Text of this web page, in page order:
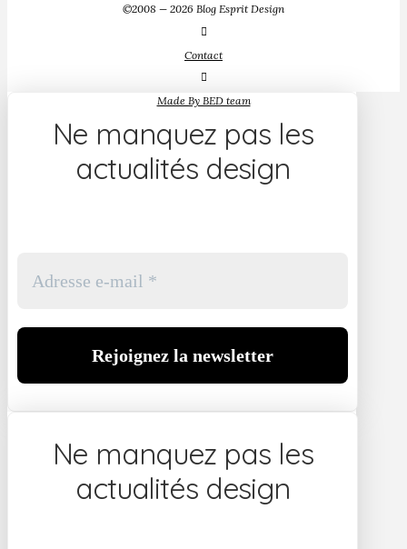
©2008 — 2026 Blog Esprit Design
Contact
Made By BED team
Ne manquez pas les
actualités design
Ne manquez pas les
actualités design